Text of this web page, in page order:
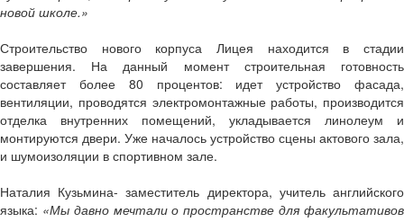
новой школе.»
Строительство нового корпуса Лицея находится в стадии
завершения. На данный момент строительная готовность
составляет более 80 процентов: идет устройство фасада,
вентиляции, проводятся электромонтажные работы, производится
отделка внутренних помещений, укладывается линолеум и
монтируются двери. Уже началось устройство сцены актового зала,
и шумоизоляции в спортивном зале.
Наталия Кузьмина- заместитель директора, учитель английского
языка: «Мы давно мечтали о пространстве для факультативов